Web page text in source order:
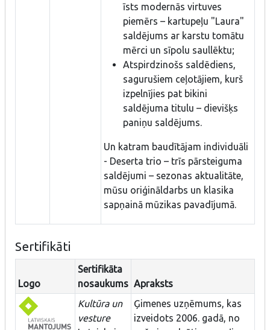
īsts modernās virtuves
piemērs – kartupeļu "Laura"
saldējums ar karstu tomātu
mērci un sīpolu saullēktu;
Atspirdzinošs saldēdiens,
sagurušiem ceļotājiem, kurš
izpelnījies pat bikini
saldējuma titulu – dievišķs
paniņu saldējums.
Un katram baudītājam individuāli
- Deserta trio – trīs pārsteiguma
saldējumi – sezonas aktualitāte,
mūsu oriģināldarbs un klasika
sapņainā mūzikas pavadījumā.
Sertifikāti
Logo
Sertifikāta
nosaukums Apraksts
Kultūra un
vesture
Ģimenes uzņēmums, kas
izveidots 2006. gadā, no